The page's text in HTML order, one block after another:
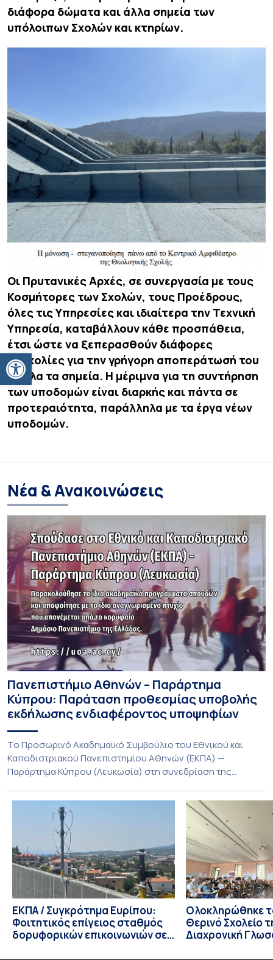
Ανοίξτε τη γραμμή εργαλείων
διάφορα δώματα και άλλα σημεία των
υπόλοιπων Σχολών και κτηρίων.
Οι Πρυτανικές Αρχές, σε συνεργασία με τους
Κοσμήτορες των Σχολών, τους Προέδρους,
όλες τις Υπηρεσίες και ιδιαίτερα την Τεχνική
Υπηρεσία, καταβάλλουν κάθε προσπάθεια,
έτσι ώστε να ξεπερασθούν διάφορες
δυσκολίες για την γρήγορη αποπεράτωσή του
σε όλα τα σημεία. Η μέριμνα για τη συντήρηση
των υποδομών είναι διαρκής και πάντα σε
προτεραιότητα, παράλληλα με τα έργα νέων
υποδομών.
Νέα & Ανακοινώσεις
Πανεπιστήμιο Αθηνών – Παράρτημα
Κύπρου: Παράταση προθεσμίας υποβολής
εκδήλωσης ενδιαφέροντος υποψηφίων
Το Προσωρινό Ακαδημαϊκό Συμβούλιο του Εθνικού και
Καποδιστριακού Πανεπιστημίου Αθηνών (ΕΚΠΑ) —
Παράρτημα Κύπρου (Λευκωσία) στη συνεδρίαση της
παράταση της προθεσμίας υποβολής εκδήλωσης
ενδιαφέροντος για την φοίτηση σε Προγράμματα Σπουδών,
Τμημάτων του Πανεπιστημίου μας στο Παράρτημα Κύπρου
για το ακαδημαϊκό έτος 2026-2027, έως τη Δευτέρα 31
Αυγούστου 2026. […]
ΕΚΠΑ / Συγκρότημα Ευρίπου:
Φοιτητικός επίγειος σταθμός
δορυφορικών επικοινωνιών σε
Ολοκληρώθηκε
Θερινό Σχολείο
Διαχρονική